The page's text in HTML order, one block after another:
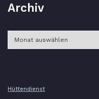
Archiv
Hüttendienst